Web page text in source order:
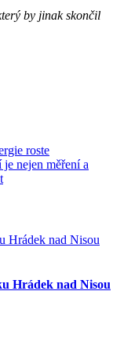
by jinak skončil
roste
je nejen měření a
Hrádek nad Nisou